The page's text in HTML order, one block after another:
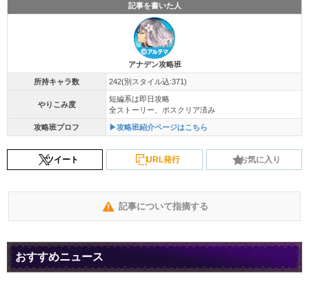
記事を書いた人
アナデン攻略班
所持キャラ数 242(別スタイル込:371)
やりこみ度
短編系は即日攻略
全ストーリー、ボスクリア済み
攻略班プロフ ▶攻略班紹介ページはこちら
ツイート URL発行 お気に入り
記事について指摘する
おすすめニュース